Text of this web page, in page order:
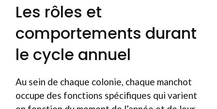
Les rôles et
comportements durant
le cycle annuel
Au sein de chaque colonie, chaque manchot
occupe des fonctions spécifiques qui varient